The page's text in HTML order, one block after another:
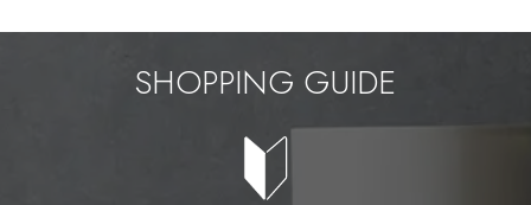
SHOPPING GUIDE